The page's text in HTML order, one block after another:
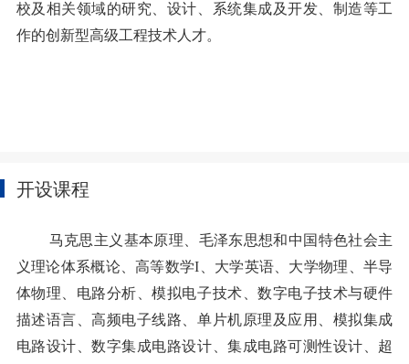
校及相关领域的研究、设计、系统集成及开发、制造等工
作的创新型高级工程技术人才。
开设课程
马克思主义基本原理、毛泽东思想和中国特色社会主
义理论体系概论、高等数学I 、大学英语、大学物理、半导
体物理、电路分析、模拟电子技术、数字电子技术与硬件
描述语言、高频电子线路、单片机原理及应用、模拟集成
电路设计、数字集成电路设计、集成电路可测性设计、超